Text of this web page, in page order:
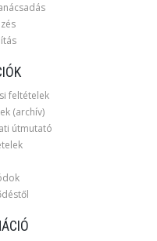
feltételek
(archív)
útmutató